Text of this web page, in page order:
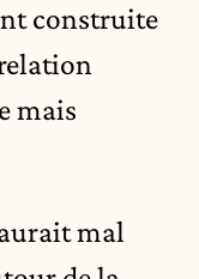
construite
mais
mal